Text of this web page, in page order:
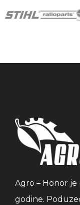
Agro – Honor
godine.